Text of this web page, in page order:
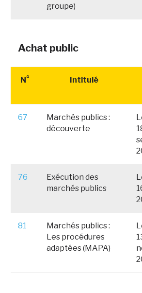
groupe)
Achat public
N° Intitulé
67
Marchés publics :
découverte
76
Exécution des
marchés publics
81
Marchés publics :
Les procédures
adaptées (MAPA)